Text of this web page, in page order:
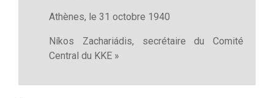
Athènes, le 31 octobre 1940
Níkos Zachariádis, secrétaire du Comité
Central du KKE »